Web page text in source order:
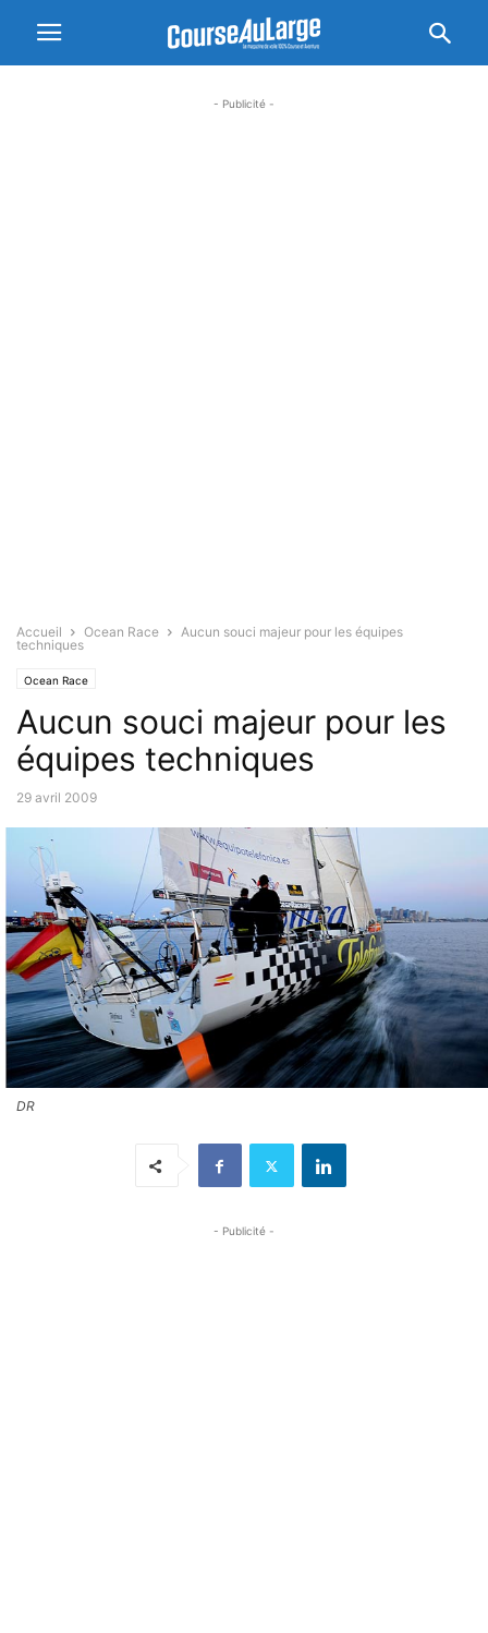
- Publicité -
Accueil Ocean Race
Aucun souci majeur pour les équipes
techniques
Ocean Race
Aucun souci majeur pour les
équipes techniques
29 avril 2009
DR
- Publicité -